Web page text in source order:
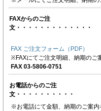
FAXからのご注
文・・・・・・・・・・・・・
FAX ご注文フォーム（PDF）
※FAXにてご注文明細、納期のご
FAX 03-5806-0751
お電話からのご注
文・・・・・・・・・・
※お電話にて金額、納期のご案内